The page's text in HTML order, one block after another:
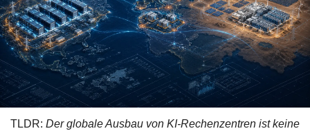
TLDR: Der globale Ausbau von KI-Rechenzentren ist keine